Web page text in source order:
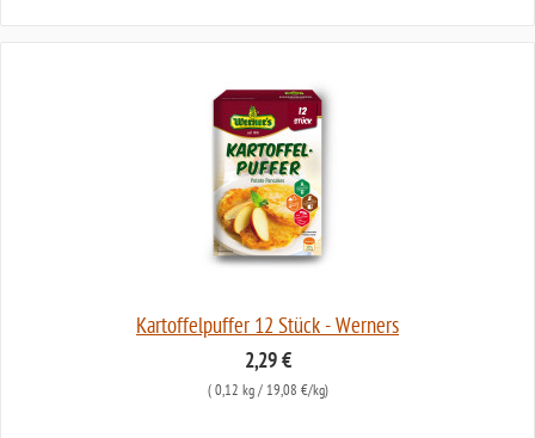
Kartoffelpuffer 12 Stück - Werners
2,29 €
( 0,12 kg/ 19,08 €/kg)